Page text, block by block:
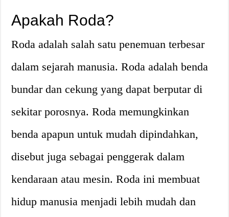
Apakah Roda?
Roda adalah salah satu penemuan terbesar
dalam sejarah manusia. Roda adalah benda
bundar dan cekung yang dapat berputar di
sekitar porosnya. Roda memungkinkan
benda apapun untuk mudah dipindahkan,
disebut juga sebagai penggerak dalam
kendaraan atau mesin. Roda ini membuat
hidup manusia menjadi lebih mudah dan